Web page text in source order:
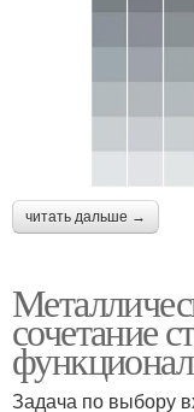
читать дальше →
сочетание
Задача по выбору